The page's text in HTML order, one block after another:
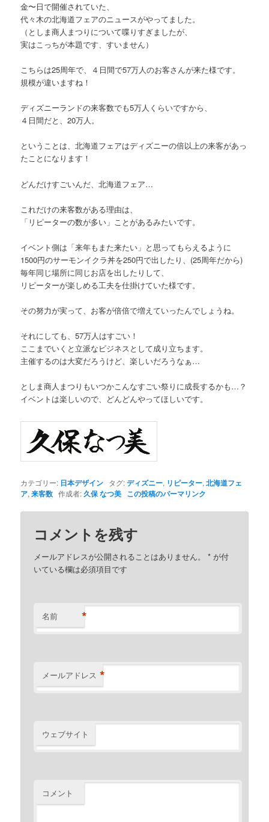
金〜日で開催されていた、
代々木の北海道フェアのニュースがやってました。
（としま商人まつりについて喋りすぎましたが、
実はこっちが本題です、すいません）
こちらは25周年で、４日間で57万人のお客さんが来た様です。
規模が違いますね！
ディズニーランドの来客数でも5万人くらいですから、
４日間だと、20万人。
ということは、北海道フェアはディズニーの倍以上の来客があっ
たことになります！
どんだけすごいんだ、北海道フェア…
これだけの来客数がある理由は、
「リピーターの数が多い」ことがあるみたいです。
イベント側は「来年もまた来たい」と思ってもらえるように
1500円のサーモンイクラ丼を250円で出したり、(25周年だから)
毎年同じ場所に同じお店を出したりして、
リピーターが楽しめる工夫を仕掛けていた様です。
その努力が実って、お客が倍倍で増えていったんでしょうね。
それにしても、57万人はすごい！
ここまでいくと立派なビジネスとして成り立ちます。
主催するのは大変だろうけど、楽しいだろうなぁ…
としま商人まつりもいつかこんなすごい祭りに成長するかも…？
イベントは楽しいので、どんどんやってほしいです。
カテゴリー: 日本デザイン タグ:ディズニー, リピーター,北海道フェ
ア,来客数 作成者:久保 なつ美 この投稿のパーマリンク
コメントを残す
メールアドレスが公開されることはありません。* が付
いている欄は必須項目です
名前 *
メールアドレス *
ウェブサイト
コメント